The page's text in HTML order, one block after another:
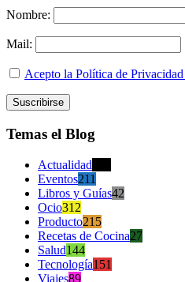
Nombre:
Mail:
Acepto la Política de
Temas el Blog
Actualidad
Eventos211
Libros y Guías42
Ocio312
Producto215
Recetas de Cocina27
Salud144
Tecnología151
Viajes89